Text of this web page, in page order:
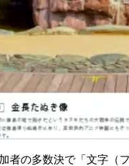
者の多数決で「文字（